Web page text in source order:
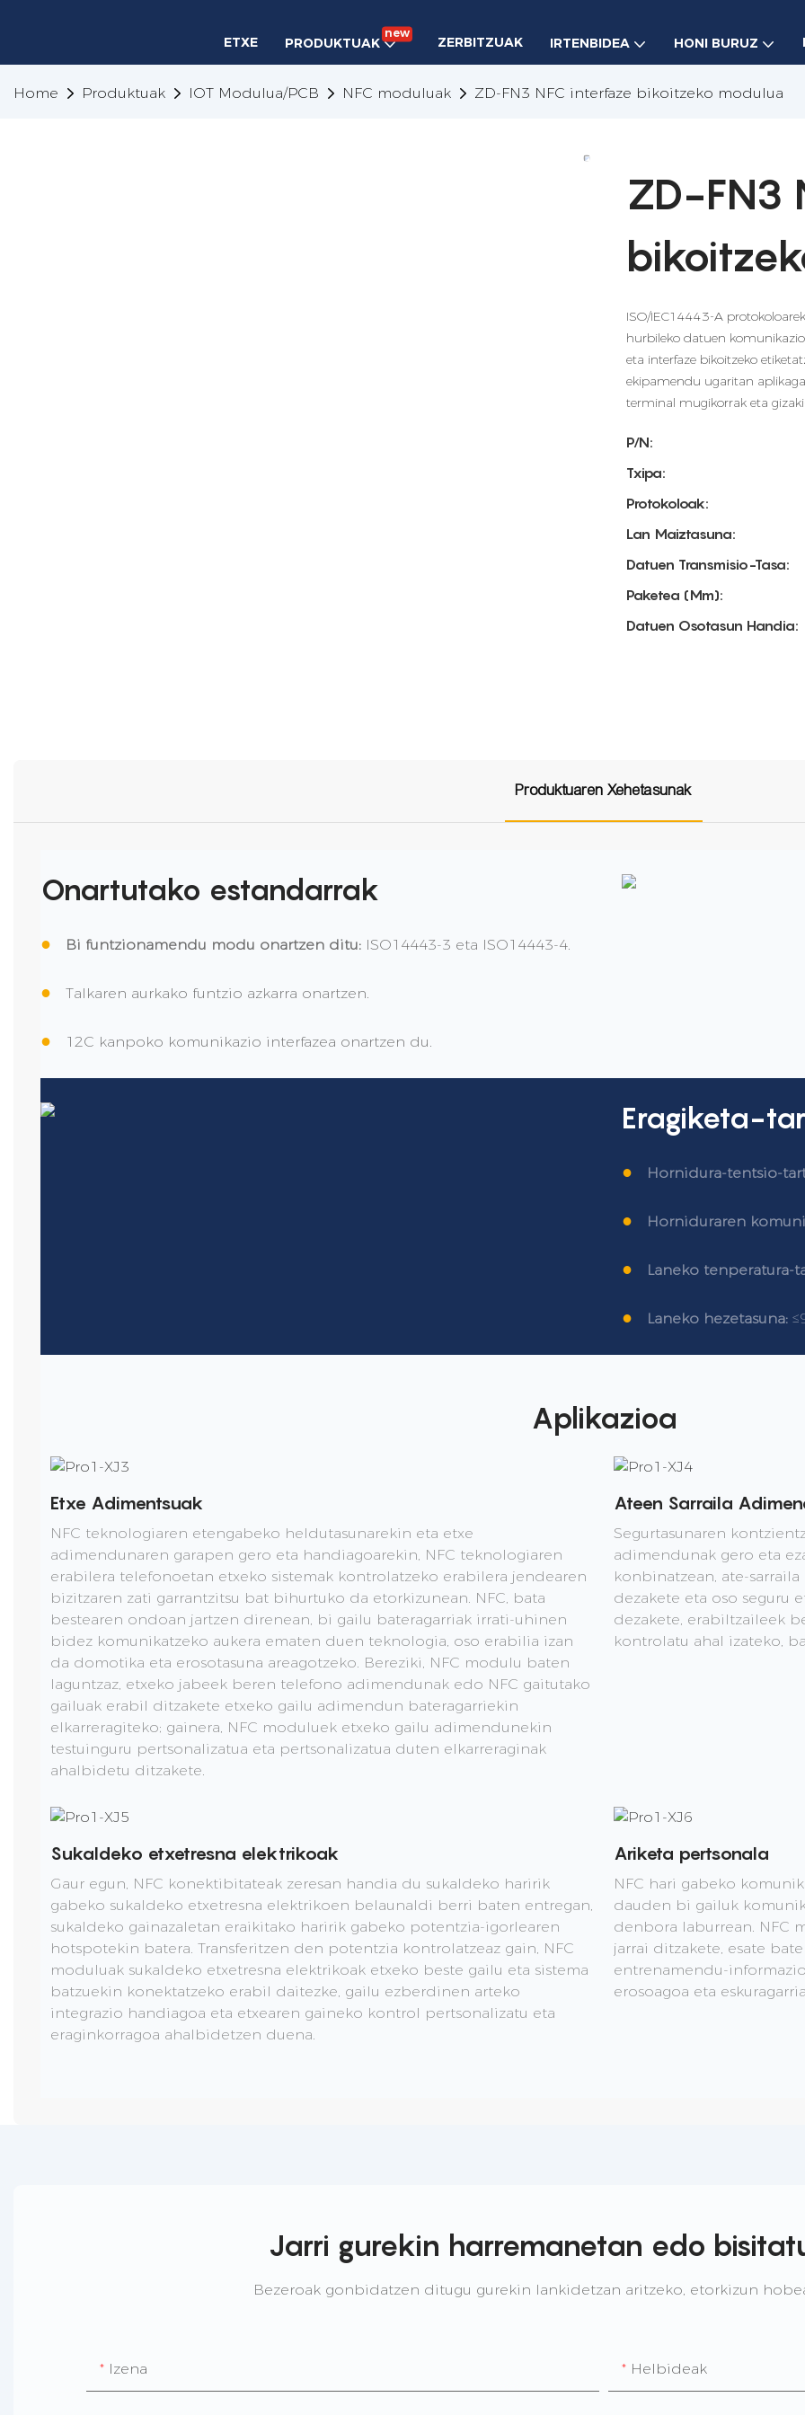
ETXE PRODUKTUAK
new
ZERBITZUAK IRTENBIDEA HONI BURUZ
Home Produktuak IOT Modulua/PCB NFC moduluak ZD-FN3 NFC interfaze bikoitzeko modulua
ZD-FN3
ISO/IEC14443-A
hurbileko datuen
eta interfaze bikoitzeko
ekipamendu ugaritan
terminal mugikorrak eta
P/N:
Txipa:
Protokoloak:
Lan Maiztasuna:
Datuen Transmisio-Tasa:
Paketea (mm):
Datuen Osotasun Handia:
Produktuaren Xehetasunak
Onartutako estandarrak
● Bi funtzionamendu modu onartzen ditu: ISO14443-3 eta ISO14443-4.
● Talkaren aurkako funtzio azkarra onartzen.
● 12C kanpoko komunikazio interfazea onartzen du.
Eragiketa-
● Hornidura-tentsio-
● Horniduraren
● Laneko tenperatura-
● Laneko hezetasuna:
Aplikazioa
Etxe Adimentsuak
NFC teknologiaren etengabeko heldutasunarekin eta etxe
adimendunaren garapen gero eta handiagoarekin, NFC teknologiaren
erabilera telefonoetan etxeko sistemak kontrolatzeko erabilera jendearen
bizitzaren zati garrantzitsu bat bihurtuko da etorkizunean. NFC, bata
bestearen ondoan jartzen direnean, bi gailu bateragarriak irrati-uhinen
bidez komunikatzeko aukera ematen duen teknologia, oso erabilia izan
da domotika eta erosotasuna areagotzeko. Bereziki, NFC modulu baten
laguntzaz, etxeko jabeek beren telefono adimendunak edo NFC gaitutako
gailuak erabil ditzakete etxeko gailu adimendun bateragarriekin
elkarreragiteko; gainera, NFC moduluek etxeko gailu adimendunekin
testuinguru pertsonalizatua eta pertsonalizatua duten elkarreraginak
ahalbidetu ditzakete.
Ateen Sarraila
Segurtasunaren
adimendunak gero eta
konbinatzean, ate-
dezakete eta oso seguru
dezakete, erabiltzaileek
kontrolatu ahal izateko,
Sukaldeko etxetresna elektrikoak
Gaur egun, NFC konektibitateak zeresan handia du sukaldeko haririk
gabeko sukaldeko etxetresna elektrikoen belaunaldi berri baten entregan,
sukaldeko gainazaletan eraikitako haririk gabeko potentzia-igorlearen
hotspotekin batera. Transferitzen den potentzia kontrolatzeaz gain, NFC
moduluak sukaldeko etxetresna elektrikoak etxeko beste gailu eta sistema
batzuekin konektatzeko erabil daitezke, gailu ezberdinen arteko
integrazio handiagoa eta etxearen gaineko kontrol pertsonalizatu eta
eraginkorragoa ahalbidetzen duena.
Ariketa pertsonala
NFC hari gabeko
dauden bi gailuk
denbora laburrean. NFC
jarrai ditzakete, esate
entrenamendu-
erosoagoa eta
Jarri gurekin harremanetan edo
Bezeroak gonbidatzen ditugu gurekin lankidetzan aritzeko, etorkizun
Izena Helbideak